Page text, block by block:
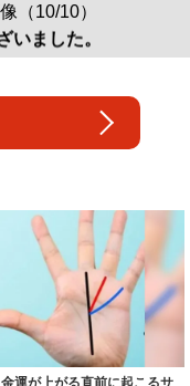
（10/10）
いました。